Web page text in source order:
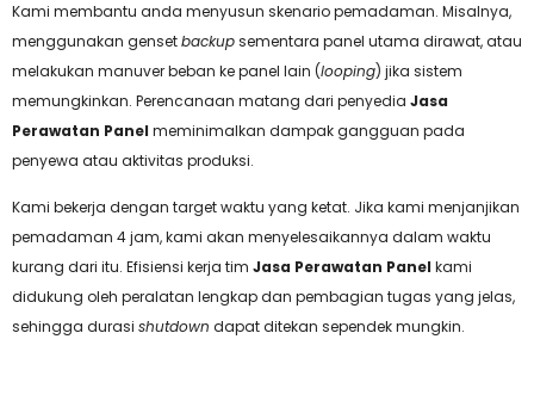
Kami membantu anda menyusun skenario pemadaman. Misalnya,
menggunakan gensetbackupsementara panel utama dirawat, atau
melakukan manuver beban ke panel lain (looping) jika sistem
memungkinkan. Perencanaan matang dari penyedia Jasa
Perawatan Panel meminimalkan dampak gangguan pada
penyewa atau aktivitas produksi.
Kami bekerja dengan target waktu yang ketat. Jika kami menjanjikan
pemadaman 4 jam, kami akan menyelesaikannya dalam waktu
kurang dari itu. Efisiensi kerja tim Jasa Perawatan Panel kami
didukung oleh peralatan lengkap dan pembagian tugas yang jelas,
sehingga durasi shutdown dapat ditekan sependek mungkin.